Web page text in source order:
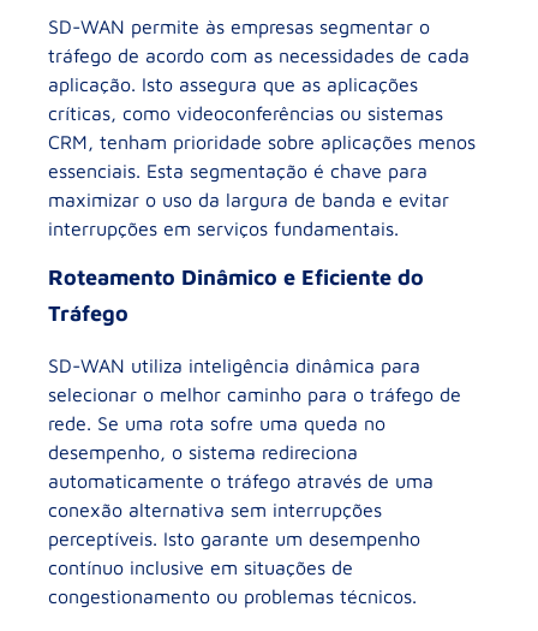
SD-WAN permite às empresas segmentar o
tráfego de acordo com as necessidades de cada
aplicação. Isto assegura que as aplicações
críticas, como videoconferências ou sistemas
CRM, tenham prioridade sobre aplicações menos
essenciais. Esta segmentação é chave para
maximizar o uso da largura de banda e evitar
interrupções em serviços fundamentais.
Roteamento Dinâmico e Eficiente do
Tráfego
SD-WAN utiliza inteligência dinâmica para
selecionar o melhor caminho para o tráfego de
rede. Se uma rota sofre uma queda no
desempenho, o sistema redireciona
automaticamente o tráfego através de uma
conexão alternativa sem interrupções
perceptíveis. Isto garante um desempenho
contínuo inclusive em situações de
congestionamento ou problemas técnicos.